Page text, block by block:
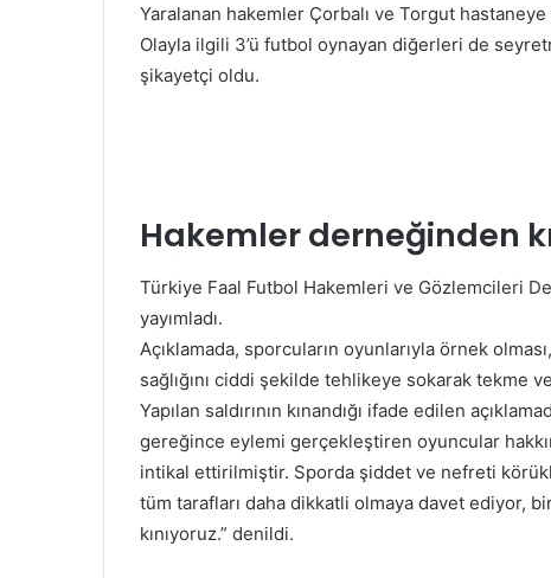
Yaralanan hakemler Çorbalı ve Torgut
Olayla ilgili 3’ü futbol oynayan diğerleri de
şikayetçi oldu.
Hakemler derneğinden
Türkiye Faal Futbol Hakemleri ve Gözlemcileri
yayımladı.
Açıklamada, sporcuların oyunlarıyla örnek
sağlığını ciddi şekilde tehlikeye sokarak tekme
Yapılan saldırının kınandığı ifade edilen
gereğince eylemi gerçekleştiren oyuncular
intikal ettirilmiştir. Sporda şiddet ve nefreti
tüm tarafları daha dikkatli olmaya davet ediyor,
kınıyoruz.” denildi.